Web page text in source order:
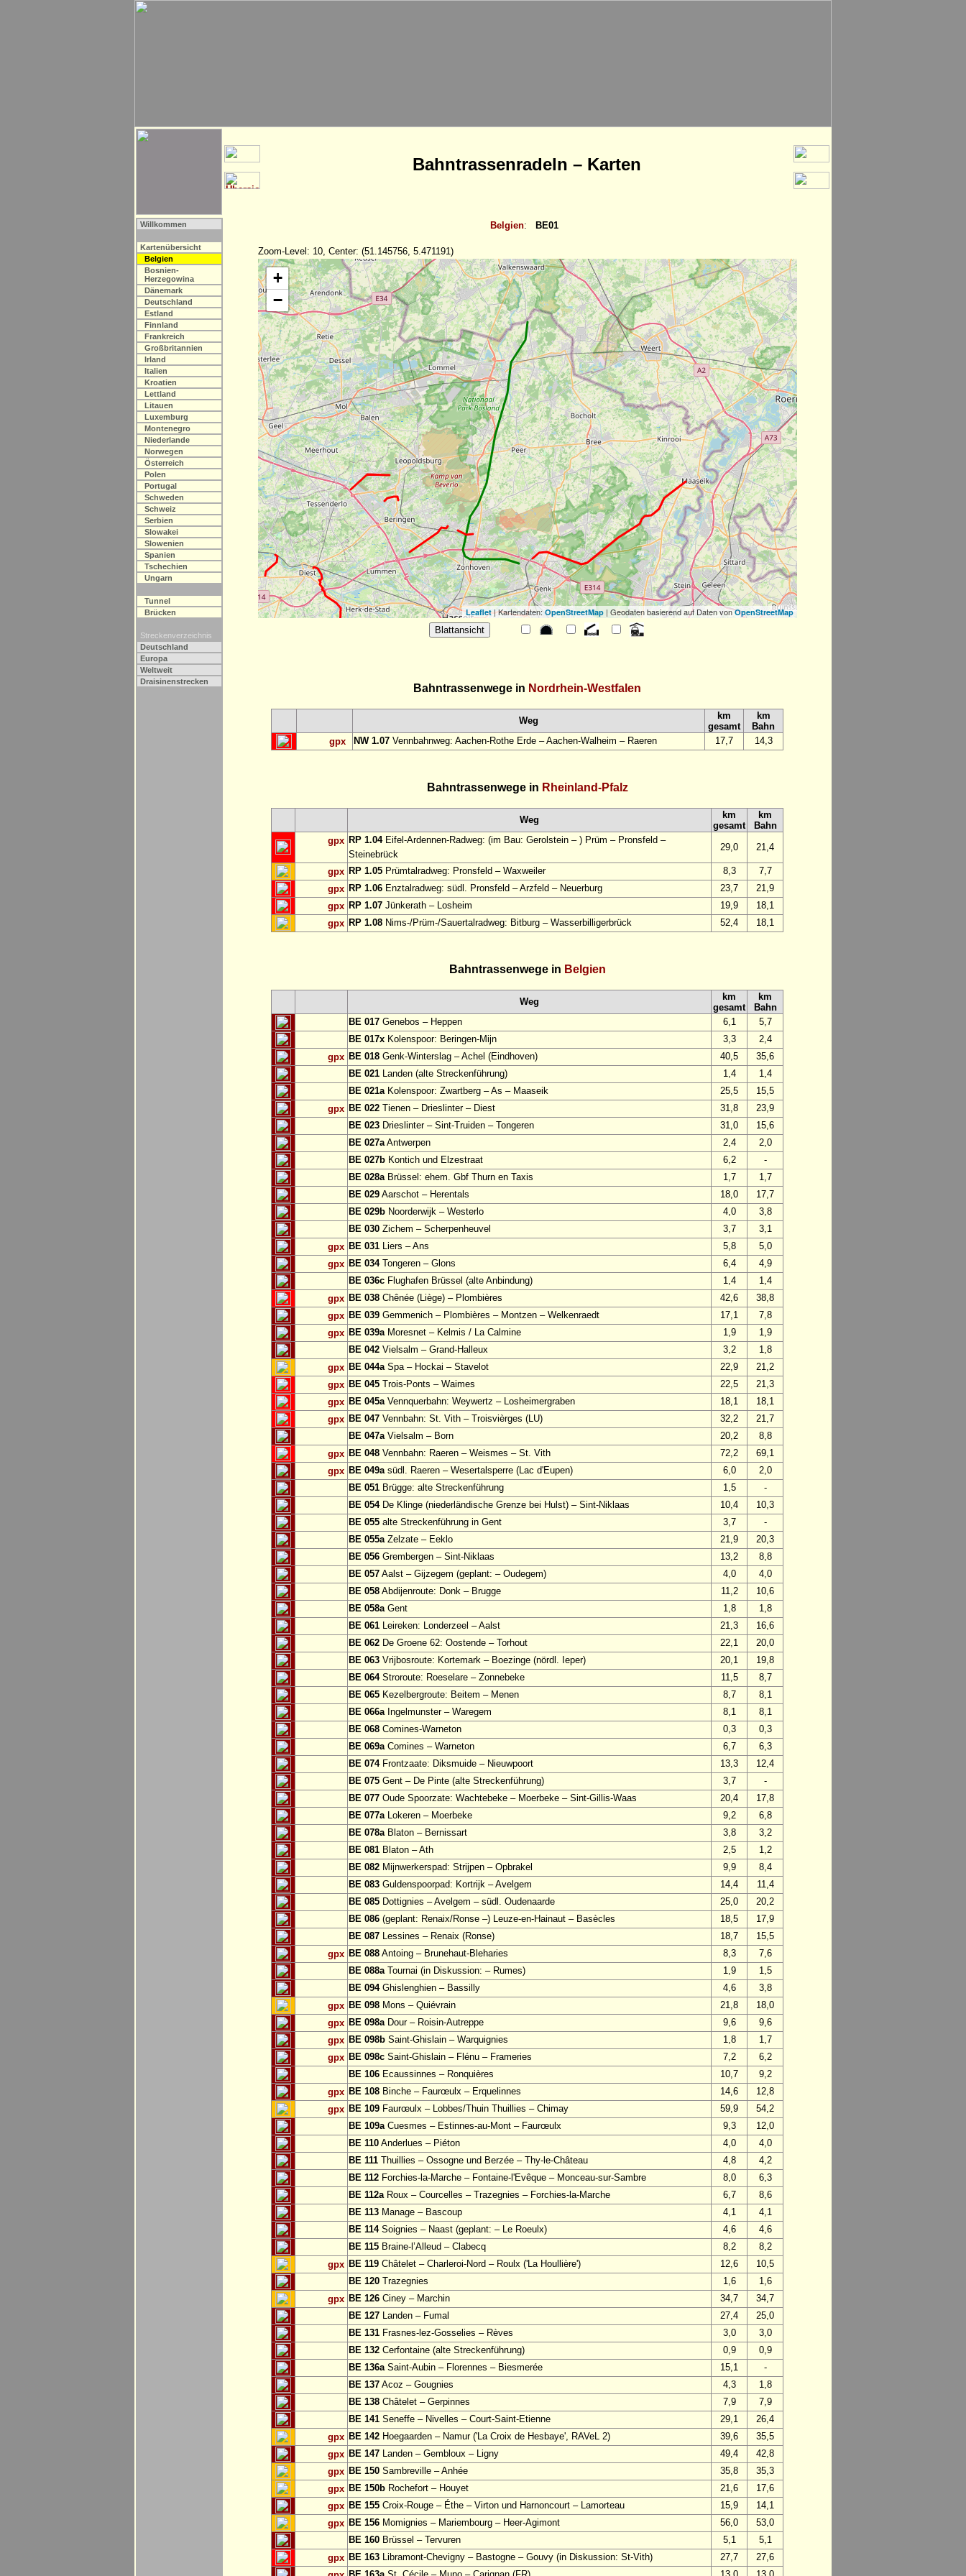
Bahntrassenradeln – Karten
Willkommen
Kartenübersicht
Belgien
Bosnien-
Herzegowina
Dänemark
Deutschland
Estland
Finnland
Frankreich
Großbritannien
Irland
Italien
Kroatien
Lettland
Litauen
Luxemburg
Montenegro
Niederlande
Norwegen
Österreich
Polen
Portugal
Schweden
Schweiz
Serbien
Slowakei
Slowenien
Spanien
Tschechien
Ungarn
Tunnel
Brücken
Streckenverzeichnis
Deutschland
Europa
Weltweit
Draisinenstrecken
Belgien: BE01
Zoom-Level: 10, Center: (51.145756, 5.471191)
+
−
Leaflet| Kartendaten:OpenStreetMap| Geodaten basierend auf Daten vonOpenStreetMap
Bahntrassenwege in Nordrhein-Westfalen
Weg
km
gesamt
km
Bahn
gpx
NW 1.07 Vennbahnweg: Aachen-Rothe Erde – Aachen-Walheim – Raeren 17,7 14,3
Bahntrassenwege in Rheinland-Pfalz
Weg
km
gesamt
km
Bahn
gpx RP 1.04Eifel-Ardennen-Radweg: (im Bau: Gerolstein – ) Prüm – Pronsfeld –
Steinebrück
29,0 21,4
gpx RP 1.05 Prümtalradweg: Pronsfeld – Waxweiler 8,3
7,7
gpx RP 1.06 Enztalradweg: südl. Pronsfeld – Arzfeld – Neuerburg 23,7
21,9
gpx RP 1.07 Jünkerath – Losheim 19,9
18,1
gpx RP 1.08 Nims-/Prüm-/Sauertalradweg: Bitburg – Wasserbilligerbrück 52,4 18,1
Bahntrassenwege in Belgien
Weg
km
gesamt
km
Bahn
BE 017 Genebos – Heppen 6,1
5,7
BE 017x Kolenspoor: Beringen-Mijn 3,3
2,4
gpx BE 018 Genk-Winterslag – Achel (Eindhoven) 40,5
35,6
BE 021 Landen (alte Streckenführung) 1,4
1,4
BE 021aKolenspoor: Zwartberg – As – Maaseik 25,5
15,5
gpx BE 022 Tienen – Drieslinter – Diest 31,8
23,9
BE 023 Drieslinter – Sint-Truiden – Tongeren 31,0
15,6
BE 027aAntwerpen 2,4
2,0
BE 027b Kontich und Elzestraat 6,2
-
BE 028aBrüssel: ehem. Gbf Thurn en Taxis 1,7
1,7
BE 029 Aarschot – Herentals 18,0
17,7
BE 029b Noorderwijk – Westerlo 4,0
3,8
BE 030 Zichem – Scherpenheuvel 3,7
3,1
gpx BE 031 Liers – Ans 5,8
5,0
gpx BE 034Tongeren – Glons 6,4
4,9
BE 036c Flughafen Brüssel (alte Anbindung) 1,4
1,4
gpx BE 038 Chênée (Liège) – Plombières 42,6
38,8
gpx BE 039 Gemmenich – Plombières – Montzen – Welkenraedt 17,1
7,8
gpx BE 039aMoresnet – Kelmis / La Calmine 1,9
1,9
BE 042 Vielsalm – Grand-Halleux 3,2
1,8
gpx BE 044aSpa – Hockai – Stavelot 22,9
21,2
gpx BE 045 Trois-Ponts – Waimes 22,5
21,3
gpx BE 045aVennquerbahn: Weywertz – Losheimergraben 18,1
18,1
gpx BE 047 Vennbahn: St. Vith – Troisvièrges (LU) 32,2
21,7
BE 047aVielsalm – Born 20,2
8,8
gpx BE 048 Vennbahn: Raeren – Weismes – St. Vith 72,2
69,1
gpx BE 049asüdl. Raeren – Wesertalsperre (Lac d'Eupen) 6,0
2,0
BE 051 Brügge: alte Streckenführung 1,5
-
BE 054De Klinge (niederländische Grenze bei Hulst) – Sint-Niklaas 10,4
10,3
BE 055 alte Streckenführung in Gent 3,7
-
BE 055aZelzate – Eeklo 21,9
20,3
BE 056 Grembergen – Sint-Niklaas 13,2
8,8
BE 057 Aalst – Gijzegem (geplant: – Oudegem) 4,0
4,0
BE 058 Abdijenroute: Donk – Brugge 11,2
10,6
BE 058aGent 1,8
1,8
BE 061 Leireken: Londerzeel – Aalst 21,3
16,6
BE 062 De Groene 62: Oostende – Torhout 22,1
20,0
BE 063 Vrijbosroute: Kortemark – Boezinge (nördl. Ieper) 20,1
19,8
BE 064Stroroute: Roeselare – Zonnebeke 11,5
8,7
BE 065 Kezelbergroute: Beitem – Menen 8,7
8,1
BE 066aIngelmunster – Waregem 8,1
8,1
BE 068 Comines-Warneton 0,3
0,3
BE 069aComines – Warneton 6,7
6,3
BE 074Frontzaate: Diksmuide – Nieuwpoort 13,3
12,4
BE 075 Gent – De Pinte (alte Streckenführung) 3,7
-
BE 077 Oude Spoorzate: Wachtebeke – Moerbeke – Sint-Gillis-Waas 20,4
17,8
BE 077aLokeren – Moerbeke 9,2
6,8
BE 078aBlaton – Bernissart 3,8
3,2
BE 081 Blaton – Ath 2,5
1,2
BE 082 Mijnwerkerspad: Strijpen – Opbrakel 9,9
8,4
BE 083 Guldenspoorpad: Kortrijk – Avelgem 14,4
11,4
BE 085 Dottignies – Avelgem – südl. Oudenaarde 25,0
20,2
BE 086 (geplant: Renaix/Ronse –) Leuze-en-Hainaut – Basècles 18,5
17,9
BE 087 Lessines – Renaix (Ronse) 18,7
15,5
gpx BE 088 Antoing – Brunehaut-Bleharies 8,3
7,6
BE 088aTournai (in Diskussion: – Rumes) 1,9
1,5
BE 094Ghislenghien – Bassilly 4,6
3,8
gpx BE 098 Mons – Quiévrain 21,8
18,0
gpx BE 098aDour – Roisin-Autreppe 9,6
9,6
gpx BE 098b Saint-Ghislain – Warquignies 1,8
1,7
gpx BE 098c Saint-Ghislain – Flénu – Frameries 7,2
6,2
BE 106 Ecaussinnes – Ronquières 10,7
9,2
gpx BE 108 Binche – Faurœulx – Erquelinnes 14,6
12,8
gpx BE 109 Faurœulx – Lobbes/Thuin Thuillies – Chimay 59,9
54,2
BE 109aCuesmes – Estinnes-au-Mont – Faurœulx 9,3
12,0
BE 110 Anderlues – Piéton 4,0
4,0
BE 111 Thuillies – Ossogne und Berzée – Thy-le-Château 4,8
4,2
BE 112 Forchies-la-Marche – Fontaine-l'Evêque – Monceau-sur-Sambre 8,0
6,3
BE 112aRoux – Courcelles – Trazegnies – Forchies-la-Marche 6,7
8,6
BE 113 Manage – Bascoup 4,1
4,1
BE 114Soignies – Naast (geplant: – Le Roeulx) 4,6
4,6
BE 115 Braine-l’Alleud – Clabecq 8,2
8,2
gpx BE 119 Châtelet – Charleroi-Nord – Roulx ('La Houllière') 12,6
10,5
BE 120 Trazegnies 1,6
1,6
gpx BE 126 Ciney – Marchin 34,7
34,7
BE 127 Landen – Fumal 27,4
25,0
BE 131 Frasnes-lez-Gosselies – Rèves 3,0
3,0
BE 132 Cerfontaine (alte Streckenführung) 0,9
0,9
BE 136aSaint-Aubin – Florennes – Biesmerée 15,1
-
BE 137 Acoz – Gougnies 4,3
1,8
BE 138 Châtelet – Gerpinnes 7,9
7,9
BE 141 Seneffe – Nivelles – Court-Saint-Etienne 29,1
26,4
gpx BE 142 Hoegaarden – Namur ('La Croix de Hesbaye', RAVeL 2) 39,6
35,5
gpx BE 147 Landen – Gembloux – Ligny 49,4
42,8
gpx BE 150 Sambreville – Anhée 35,8
35,3
gpx BE 150b Rochefort – Houyet 21,6
17,6
gpx BE 155 Croix-Rouge – Éthe – Virton und Harnoncourt – Lamorteau 15,9
14,1
gpx BE 156 Momignies – Mariembourg – Heer-Agimont 56,0
53,0
BE 160 Brüssel – Tervuren 5,1
5,1
gpx BE 163 Libramont-Chevigny – Bastogne – Gouvy (in Diskussion: St-Vith) 27,7
27,6